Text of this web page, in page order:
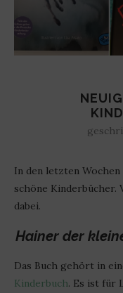
In den letzten
schöne Kinderbücher.
dabei.
Hainer der
Das Buch gehört in
Kinderbuch. Es ist für